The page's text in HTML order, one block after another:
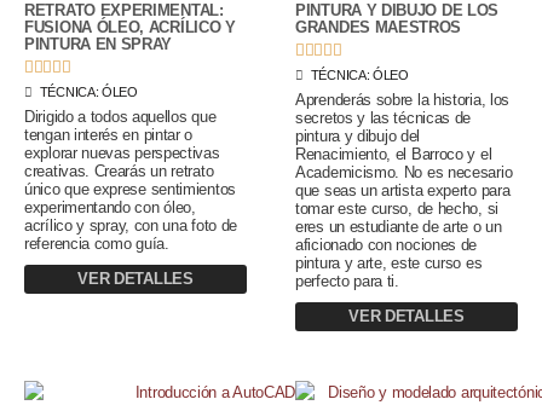
RETRATO EXPERIMENTAL:
FUSIONA ÓLEO, ACRÍLICO Y
PINTURA EN SPRAY
    
TÉCNICA:ÓLEO
Dirigido a todos aquellos que
tengan interés en pintar o
explorar nuevas perspectivas
creativas. Crearás un retrato
único que exprese sentimientos
experimentando con óleo,
acrílico y spray, con una foto de
referencia como guía.
VER DETALLES
PINTURA Y DIBUJO DE LOS
GRANDES MAESTROS
    
TÉCNICA:ÓLEO
Aprenderás sobre la historia, los
secretos y las técnicas de
pintura y dibujo del
Renacimiento, el Barroco y el
Academicismo. No es necesario
que seas un artista experto para
tomar este curso, de hecho, si
eres un estudiante de arte o un
aficionado con nociones de
pintura y arte, este curso es
perfecto para ti.
VER DETALLES